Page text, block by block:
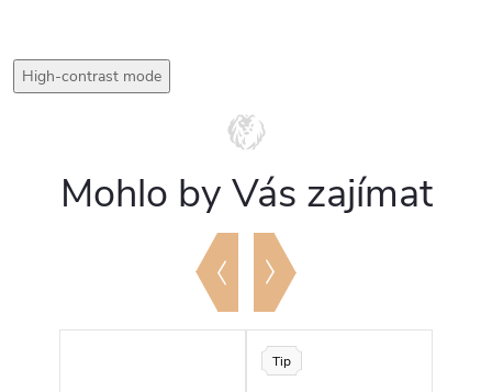
High-contrast mode
Mohlo by Vás zajímat
Tip